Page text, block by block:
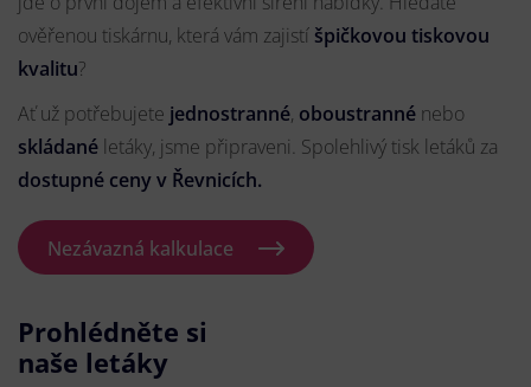
ověřenou tiskárnu, která vám zajistí špičkovou tiskovou
kvalitu?
Ať už potřebujete jednostranné, oboustranné nebo
skládané letáky, jsme připraveni. Spolehlivý tisk letáků za
dostupné ceny v Řevnicích.
Nezávazná kalkulace
Prohlédněte si
naše letáky